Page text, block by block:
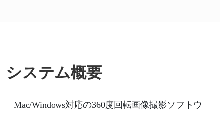
システム概要
Mac/Windows対応の360度回転画像撮影ソフトウ